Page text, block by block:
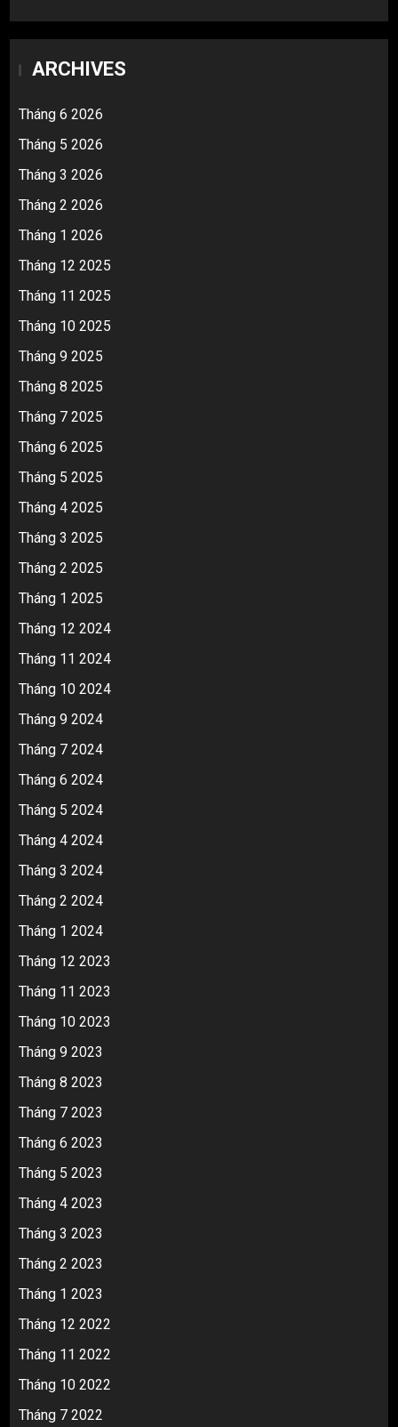
ARCHIVES
Tháng 6 2026
Tháng 5 2026
Tháng 3 2026
Tháng 2 2026
Tháng 1 2026
Tháng 12 2025
Tháng 11 2025
Tháng 10 2025
Tháng 9 2025
Tháng 8 2025
Tháng 7 2025
Tháng 6 2025
Tháng 5 2025
Tháng 4 2025
Tháng 3 2025
Tháng 2 2025
Tháng 1 2025
Tháng 12 2024
Tháng 11 2024
Tháng 10 2024
Tháng 9 2024
Tháng 7 2024
Tháng 6 2024
Tháng 5 2024
Tháng 4 2024
Tháng 3 2024
Tháng 2 2024
Tháng 1 2024
Tháng 12 2023
Tháng 11 2023
Tháng 10 2023
Tháng 9 2023
Tháng 8 2023
Tháng 7 2023
Tháng 6 2023
Tháng 5 2023
Tháng 4 2023
Tháng 3 2023
Tháng 2 2023
Tháng 1 2023
Tháng 12 2022
Tháng 11 2022
Tháng 10 2022
Tháng 7 2022